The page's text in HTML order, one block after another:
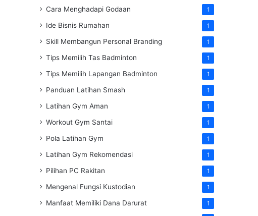
Cara Menghadapi Godaan 1
Ide Bisnis Rumahan 1
Skill Membangun Personal Branding 1
Tips Memilih Tas Badminton 1
Tips Memilih Lapangan Badminton 1
Panduan Latihan Smash 1
Latihan Gym Aman 1
Workout Gym Santai 1
Pola Latihan Gym 1
Latihan Gym Rekomendasi 1
Pilihan PC Rakitan 1
Mengenal Fungsi Kustodian 1
Manfaat Memiliki Dana Darurat 1